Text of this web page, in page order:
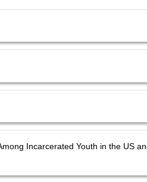
Incarcerated Youth in the US